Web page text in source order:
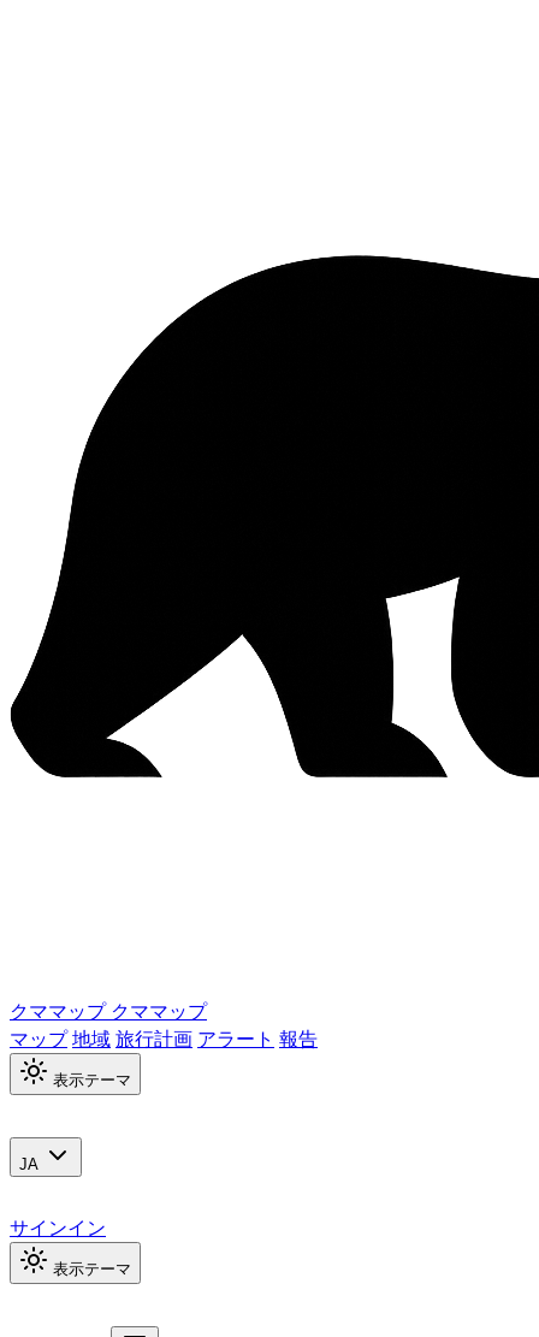
クママップ クママップ
マップ地域旅行計画 アラート 報告
表示テーマ
JA
サインイン
表示テーマ